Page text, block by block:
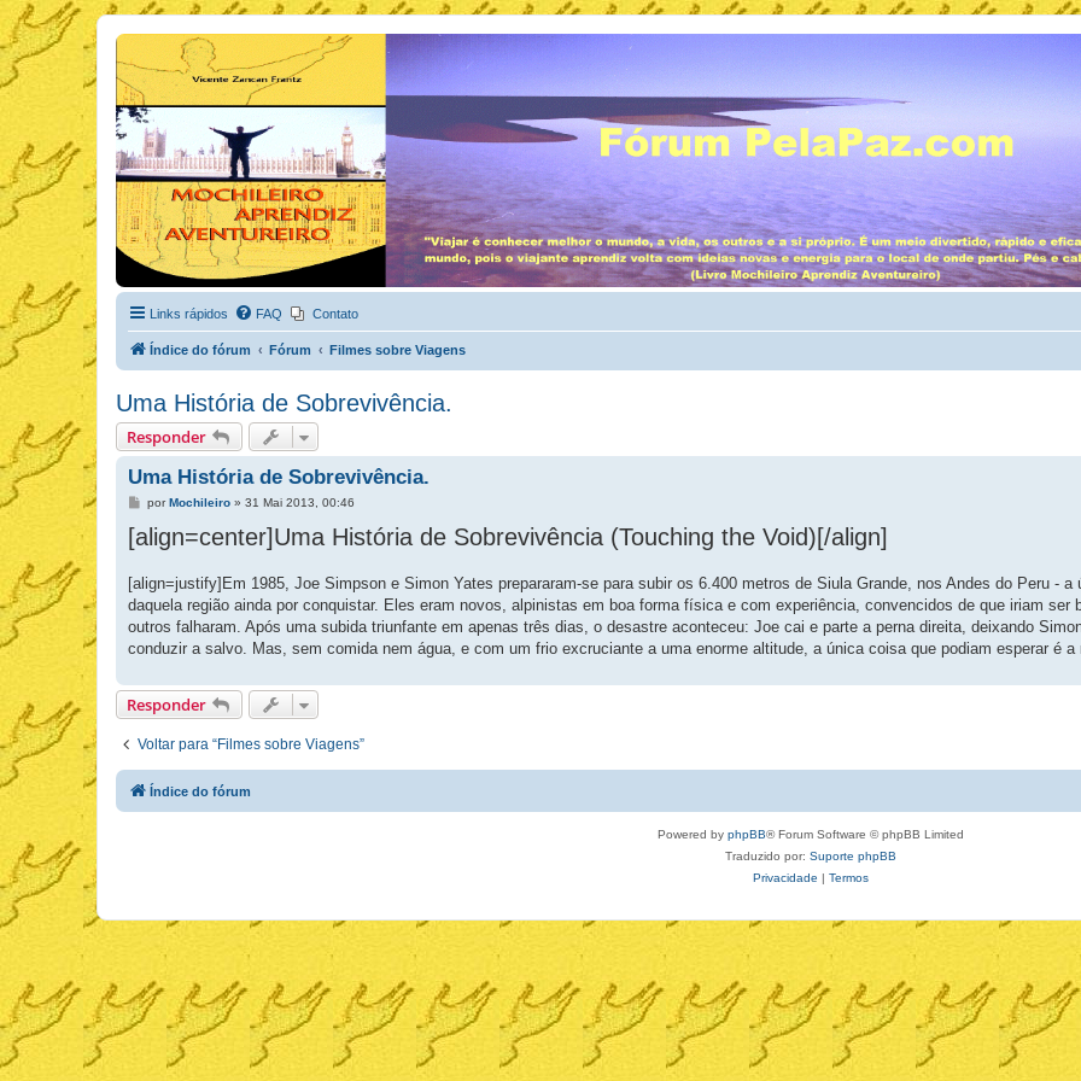
Links rápidos FAQ Contato
Índice do fórum Fórum Filmes sobre Viagens
Uma História de Sobrevivência.
Responder
Uma História de Sobrevivência.
M
n
s
e
m
porMochileiro» 31 Mai 2013, 00:46
[align=center]Uma História de Sobrevivência (Touching the Void)[/align]
[align=justify]Em 1985, Joe Simpson e Simon Yates prepararam-se para subir os 6.400 metros de Siula Grande, nos Andes do Peru - a
daquela região ainda por conquistar. Eles eram novos, alpinistas em boa forma física e com experiência, convencidos de que iriam ser
outros falharam. Após uma subida triunfante em apenas três dias, o desastre aconteceu: Joe cai e parte a perna direita, deixando
conduzir a salvo. Mas, sem comida nem água, e com um frio excruciante a uma enorme altitude, a única coisa que podiam esperar é a
Responder
Voltar para “Filmes sobre Viagens”
Índice do fórum
Powered by phpBB® Forum Software © phpBB Limited
Traduzido por: Suporte phpBB
Privacidade | Termos